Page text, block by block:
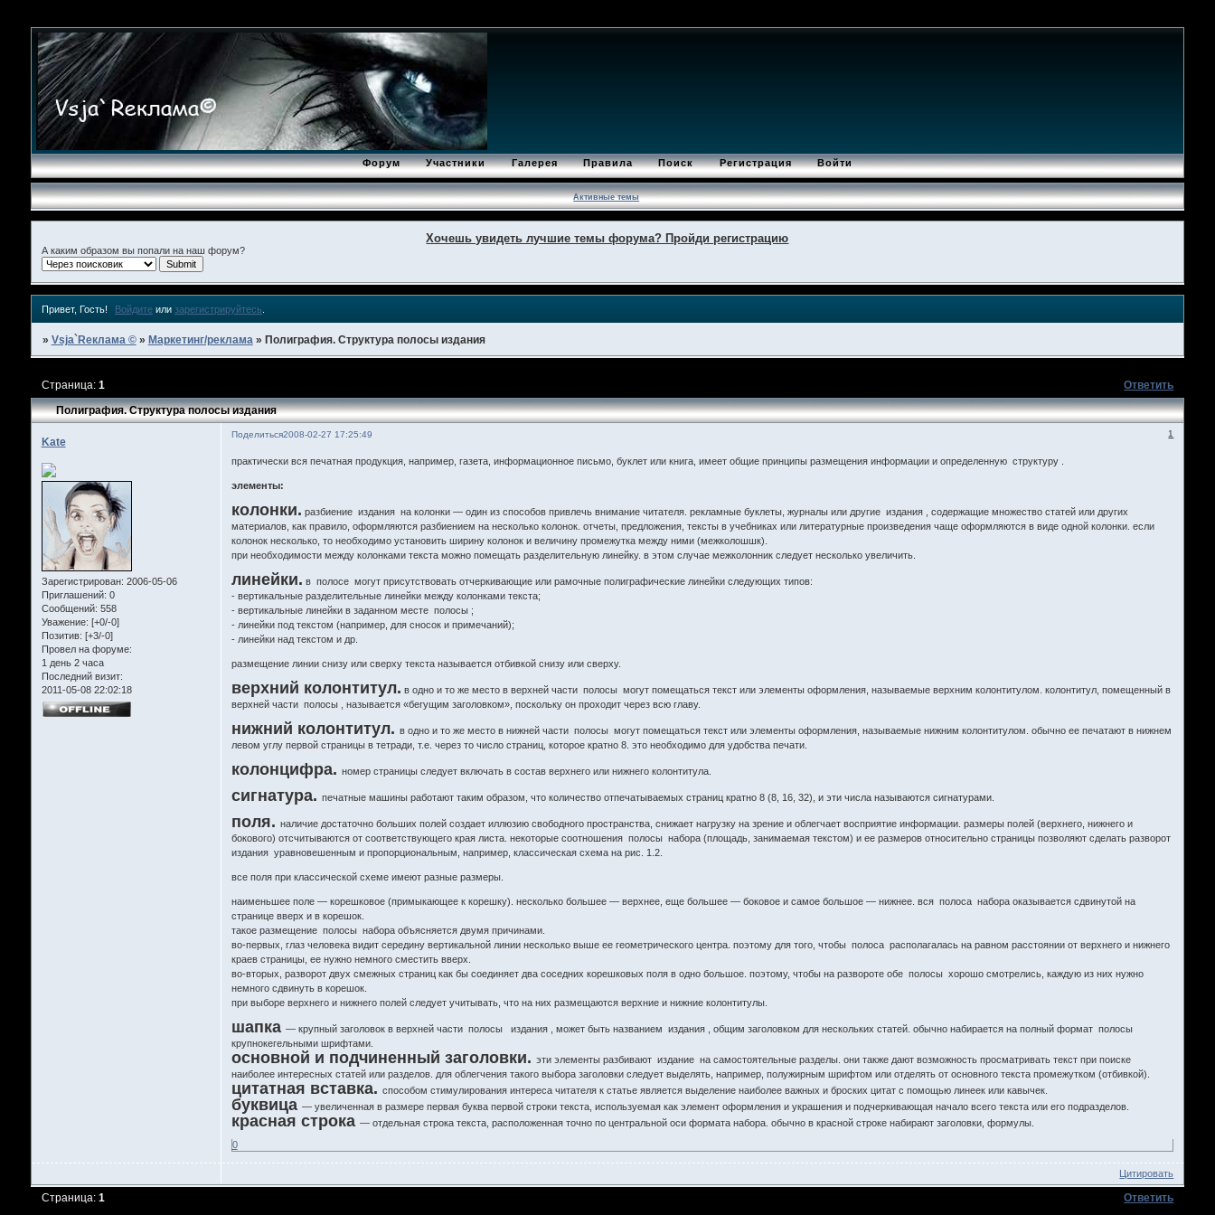
Форум Участники Галерея Правила Поиск Регистрация Войти
Активные темы
Хочешь увидеть лучшие темы форума? Пройди регистрацию
А каким образом вы попали на наш форум?
Привет, Гость! Войдите или зарегистрируйтесь
» Vsja`Rеклама © » Маркетинг/реклама » Полиграфия. Структура полосы издания
Полиграфия. Структура полосы издания
Страница: 1 Ответить
Поделиться 1
2008-02-27 17:25:49
Kate
Зарегистрирован: 2006-05-06
Приглашений: 0
Сообщений: 558
Уважение: [+0/-0]
Позитив: [+3/-0]
Провел на форуме:
1 день 2 часа
Последний визит:
2011-05-08 22:02:18
практически вся печатная продукция, например, газета, информационное письмо, буклет или книга, имеет общие принципы размещения информации и определенную структуру .
элементы:
колонки. разбиение издания на колонки — один из способов привлечь внимание читателя. рекламные буклеты, журналы или другие издания , содержащие множество статей или других
материалов, как правило, оформляются разбиением на несколько колонок. отчеты, предложения, тексты в учебниках или литературные произведения чаще оформляются в виде одной колонки. если
колонок несколько, то необходимо установить ширину колонок и величину промежутка между ними (межколошшк).
при необходимости между колонками текста можно помещать разделительную линейку. в этом случае межколонник следует несколько увеличить.
линейки. в полосе могут присутствовать отчеркивающие или рамочные полиграфические линейки следующих типов:
- вертикальные разделительные линейки между колонками текста;
- вертикальные линейки в заданном месте полосы ;
- линейки под текстом (например, для сносок и примечаний);
- линейки над текстом и др.
размещение линии снизу или сверху текста называется отбивкой снизу или сверху.
верхний колонтитул. в одно и то же место в верхней части полосы могут помещаться текст или элементы оформления, называемые верхним колонтитулом. колонтитул, помещенный в
верхней части полосы , называется «бегущим заголовком», поскольку он проходит через всю главу.
нижний колонтитул. в одно и то же место в нижней части полосы могут помещаться текст или элементы оформления, называемые нижним колонтитулом. обычно ее печатают в нижнем
левом углу первой страницы в тетради, т.е. через то число страниц, которое кратно 8. это необходимо для удобства печати.
колонцифра. номер страницы следует включать в состав верхнего или нижнего колонтитула.
сигнатура. печатные машины работают таким образом, что количество отпечатываемых страниц кратно 8 (8, 16, 32), и эти числа называются сигнатурами.
поля. наличие достаточно больших полей создает иллюзию свободного пространства, снижает нагрузку на зрение и облегчает восприятие информации. размеры полей (верхнего, нижнего и
бокового) отсчитываются от соответствующего края листа. некоторые соотношения полосы набора (площадь, занимаемая текстом) и ее размеров относительно страницы позволяют сделать разворот
издания уравновешенным и пропорциональным, например, классическая схема на рис. 1.2.
все поля при классической схеме имеют разные размеры.
наименьшее поле — корешковое (примыкающее к корешку). несколько большее — верхнее, еще большее — боковое и самое большое — нижнее. вся полоса набора оказывается сдвинутой на
странице вверх и в корешок.
такое размещение полосы набора объясняется двумя причинами.
во-первых, глаз человека видит середину вертикальной линии несколько выше ее геометрического центра. поэтому для того, чтобы полоса располагалась на равном расстоянии от верхнего и нижнего
краев страницы, ее нужно немного сместить вверх.
во-вторых, разворот двух смежных страниц как бы соединяет два соседних корешковых поля в одно большое. поэтому, чтобы на развороте обе полосы хорошо смотрелись, каждую из них нужно
немного сдвинуть в корешок.
при выборе верхнего и нижнего полей следует учитывать, что на них размещаются верхние и нижние колонтитулы.
шапка — крупный заголовок в верхней части полосы издания , может быть названием издания , общим заголовком для нескольких статей. обычно набирается на полный формат полосы
крупнокегельными шрифтами.
основной и подчиненный заголовки. эти элементы разбивают издание на самостоятельные разделы. они также дают возможность просматривать текст при поиске
наиболее интересных статей или разделов. для облегчения такого выбора заголовки следует выделять, например, полужирным шрифтом или отделять от основного текста промежутком (отбивкой).
цитатная вставка. способом стимулирования интереса читателя к статье является выделение наиболее важных и броских цитат с помощью линеек или кавычек.
буквица — увеличенная в размере первая буква первой строки текста, используемая как элемент оформления и украшения и подчеркивающая начало всего текста или его подразделов.
красная строка — отдельная строка текста, расположенная точно по центральной оси формата набора. обычно в красной строке набирают заголовки, формулы.
0
Цитировать
Ответить
Страница: 1